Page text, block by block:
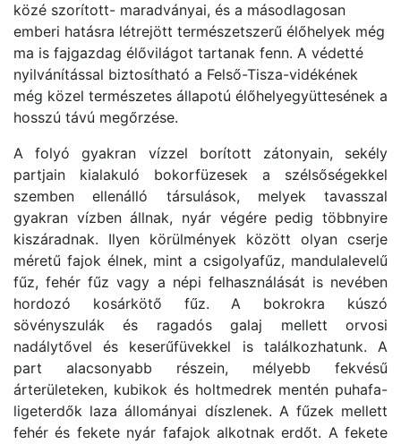
közé szorított- maradványai, és a másodlagosan
emberi hatásra létrejött természetszerű élőhelyek még
ma is fajgazdag élővilágot tartanak fenn. A védetté
nyilvánítással biztosítható a Felső-Tisza-vidékének
még közel természetes állapotú élőhelyegyüttesének a
hosszú távú megőrzése.
A folyó gyakran vízzel borított zátonyain, sekély
partjain kialakuló bokorfüzesek a szélsőségekkel
szemben ellenálló társulások, melyek tavasszal
gyakran vízben állnak, nyár végére pedig többnyire
kiszáradnak. Ilyen körülmények között olyan cserje
méretű fajok élnek, mint a csigolyafűz, mandulalevelű
fűz, fehér fűz vagy a népi felhasználását is nevében
hordozó kosárkötő fűz. A bokrokra kúszó
sövényszulák és ragadós galaj mellett orvosi
nadálytővel és keserűfüvekkel is találkozhatunk. A
part alacsonyabb részein, mélyebb fekvésű
árterületeken, kubikok és holtmedrek mentén puhafa-
ligeterdők laza állományai díszlenek. A fűzek mellett
fehér és fekete nyár fafajok alkotnak erdőt. A fekete